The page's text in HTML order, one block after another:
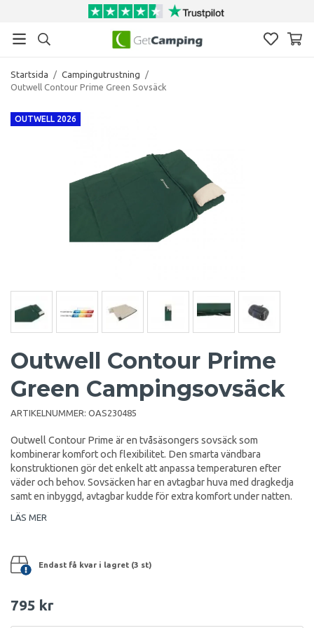
Startsida / Campingutrustning
/
Outwell Contour Prime Green Sovsäck
OUTWELL 2026
Outwell Contour Prime
Green Campingsovsäck
ARTIKELNUMMER: OAS230485
Outwell Contour Prime är en tvåsäsongers sovsäck som
kombinerar komfort och flexibilitet. Den smarta vändbara
konstruktionen gör det enkelt att anpassa temperaturen efter
väder och behov. Sovsäcken har en avtagbar huva med dragkedja
samt en inbyggd, avtagbar kudde för extra komfort under natten.
LÄS MER
Endast få kvar i lagret (3 st)
795 kr